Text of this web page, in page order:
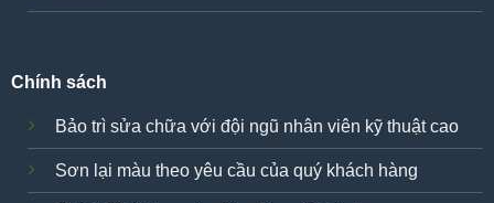
Chính sách
Bảo trì sửa chữa với đội ngũ nhân viên kỹ thuật cao
Sơn lại màu theo yêu cầu của quý khách hàng